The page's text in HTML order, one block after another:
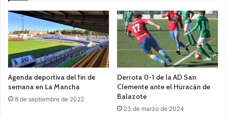
Agenda deportiva del fin de
semana en La Mancha
8 de septiembre de 2022
Derrota 0-1 de la AD San
Clemente ante el Huracán de
Balazote
23 de marzo de 2024